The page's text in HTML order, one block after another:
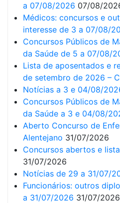
a 07/08/2026 07/08/
Médicos: concursos e
interesse de 3 a 07/08/
Concursos Públicos de
da Saúde de 5 a 07/08/
Lista de aposentados e
de setembro de 2026 –
Notícias a 3 e 04/08/
Concursos Públicos de
da Saúde a 3 e 04/08/
Aberto Concurso de
Alentejano 31/07/2026
Concursos abertos e
31/07/2026
Notícias de 29 a 31/07/
Funcionários: outros
a 31/07/2026 31/07/2026